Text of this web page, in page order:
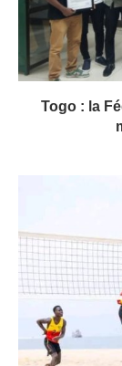
Togo : la